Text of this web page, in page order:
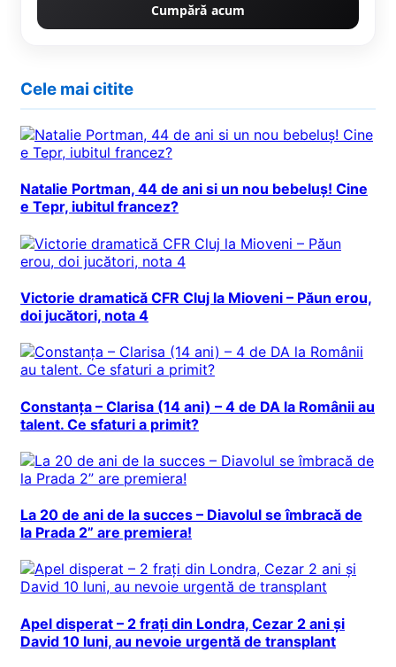
Cumpără acum
Cele mai citite
Natalie Portman, 44 de ani si un nou bebeluș! Cine
e Tepr, iubitul francez?
Victorie dramatică CFR Cluj la Mioveni – Păun erou,
doi jucători, nota 4
Constanța – Clarisa (14 ani) – 4 de DA la Românii au
talent. Ce sfaturi a primit?
La 20 de ani de la succes – Diavolul se îmbracă de
la Prada 2” are premiera!
Apel disperat – 2 frați din Londra, Cezar 2 ani și
David 10 luni, au nevoie urgentă de transplant